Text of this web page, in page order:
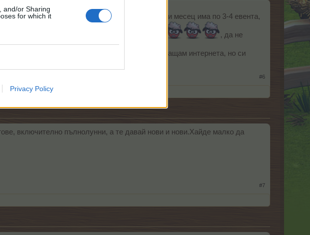
and/or Sharing
for which it
Privacy Policy
на няколко работи , не стига, че всеки месец има по 3-4 евента,
и животни, ами и по 2-3 евента едновременно , да не
, ще започна да забравям да си плащам интернета, но си
#6
включително пълнолунни, а те давай нови и нови.Хайде малко да
#7